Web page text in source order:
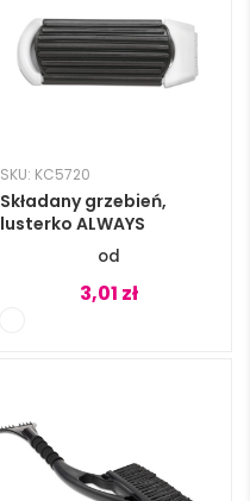
SKU: KC5720
Składany grzebień,
lusterko ALWAYS
3,01 zł